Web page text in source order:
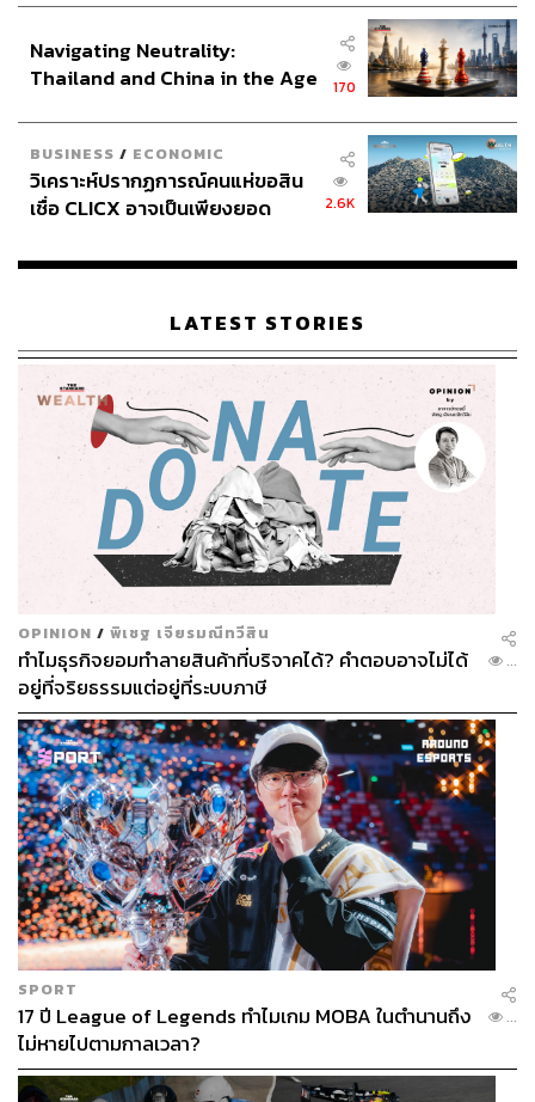
Navigating Neutrality:
Thailand and China in the Age
170
BUSINESS / ECONOMIC
วิเคราะห์ปรากฏการณ์คนแห่ขอสิน
เชื่อ CLICX อาจเป็นเพียงยอด
เรือนไทยที่ถูกซุกไว้
2.6K
LATEST STORIES
OPINION / พิเชฐ เจียรมณีทวีสิน
ทำไมธุรกิจยอมทำลายสินค้าที่บริจาคได้? คำตอบอาจไม่ได้
อยู่ที่จริยธรรมแต่อยู่ที่ระบบภาษี
...
SPORT
17 ปี League of Legends ทำไมเกม MOBA ในตำนานถึง
ไม่หายไปตามกาลเวลา?
...